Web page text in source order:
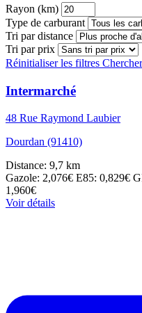
Rayon (km)
Type de carburant
Tri par distance
Tri par prix
Réinitialiser les filtres
Intermarché
48 Rue Raymond Laubier
Dourdan (91410)
Distance: 9,7 km
Gazole: 2,076€ E85: 0,829€
1,960€
Voir détails